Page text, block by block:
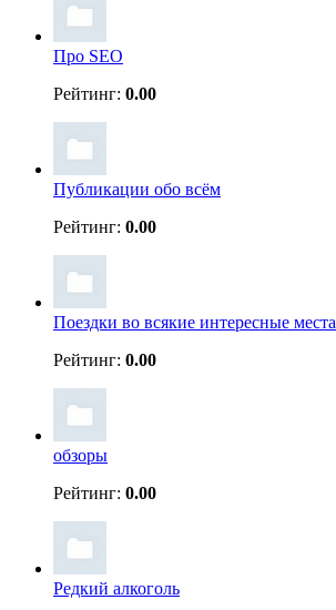
Про SEO
Рейтинг: 0.00
Публикации обо всём
Рейтинг: 0.00
Поездки во всякие интересные места
Рейтинг: 0.00
обзоры
Рейтинг: 0.00
Редкий алкоголь